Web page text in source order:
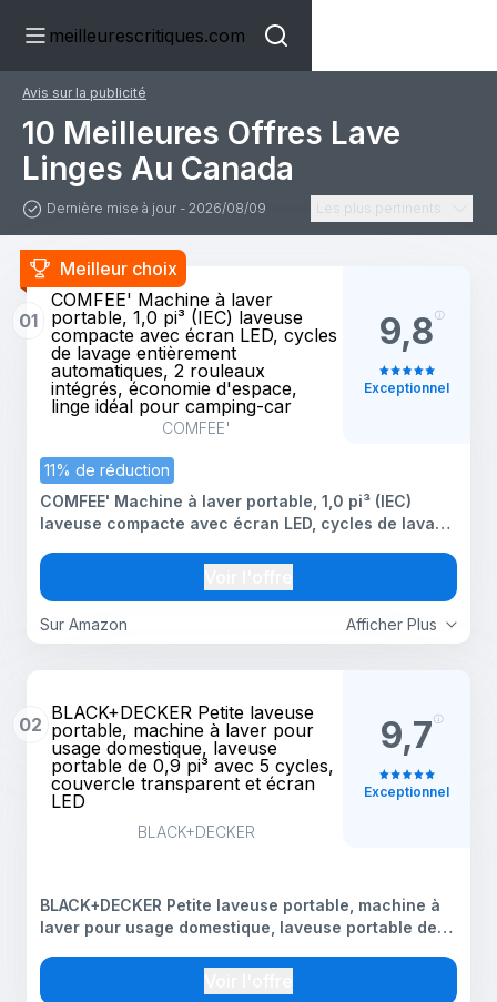
meilleurescritiques.com
Avis sur la publicité
10 Meilleures Offres Lave
Linges Au Canada
Dernière mise à jour - 2026/08/09 Les plus pertinents
Meilleur choix
01
COMFEE' Machine à laver
portable, 1,0 pi³ (IEC) laveuse
compacte avec écran LED, cycles
de lavage entièrement
automatiques, 2 rouleaux
intégrés, économie d'espace,
linge idéal pour camping-car
COMFEE'
11% de réduction
Afficher Plus
Sur Amazon
COMFEE' Machine à laver portable, 1,0 pi³ (IEC)
laveuse compacte avec écran LED, cycles de lavage
économie d'espace, linge idéal pour camping-car
9,8
Exceptionnel
02
BLACK+DECKER Petite laveuse
portable, machine à laver pour
usage domestique, laveuse
portable de 0,9 pi³ avec 5 cycles,
couvercle transparent et écran
LED
BLACK+DECKER
BLACK+DECKER Petite laveuse portable, machine à
laver pour usage domestique, laveuse portable de
écran LED
9,7
Exceptionnel